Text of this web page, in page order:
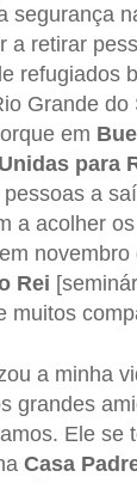
segurança
a retirar
refugiados
Grande do
em
para
a
a acolher
Rei
muitos
a minha
grandes
Ele
Casa